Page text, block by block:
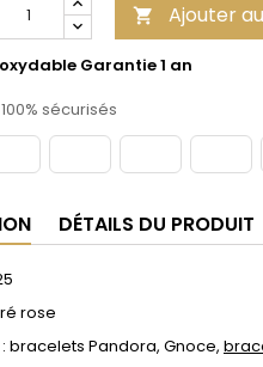
 Ajouter
Garantie 1 an
sécurisés
DÉTAILS DU PRODUIT
rose
bracelets Pandora, Gnoce,